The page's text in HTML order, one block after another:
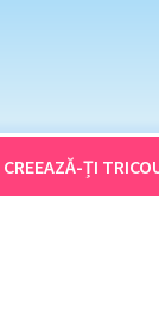
CREEAZĂ-ȚI